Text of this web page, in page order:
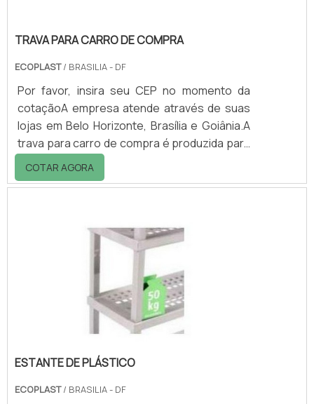
TRAVA PARA CARRO DE COMPRA
ECOPLAST/ BRASILIA - DF
Por favor, insira seu CEP no momento da
cotaçãoA empresa atende através de suas
lojas em Belo Horizonte, Brasília e Goiânia.A
trava para carro de compra é produzida para
controle de carrinhos de compras, sendo
bastante útil para condomínios (para sacolas
poliestireno resistente revestido em ABS no
sistema de chaves e para sistema de cartão
a trava é produzida de metal.Para o melhor
aproveitamento da trava para carro de comp.
COTAR AGORA
ESTANTE DE PLÁSTICO
ECOPLAST/ BRASILIA - DF